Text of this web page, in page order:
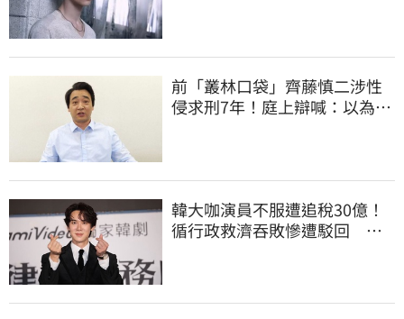
前「叢林口袋」齊藤慎二涉性
侵求刑7年！庭上辯喊：以為對
韓大咖演員不服遭追稅30億！
循行政救濟吞敗慘遭駁回 公